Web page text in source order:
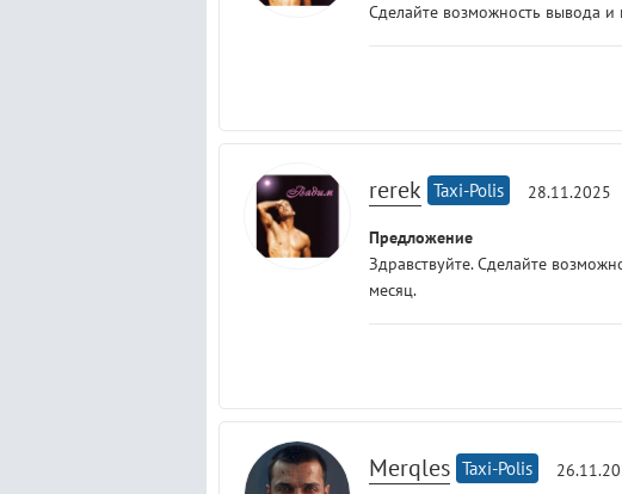
Сделайте возможность вывода
rerek Taxi-Polis 28.11.2025
Предложение
Здравствуйте. Сделайте
месяц.
Merqles Taxi-Polis